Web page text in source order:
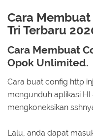
Cara
Tri Terbaru
Cara Membuat
Opok Unlimited.
Cara buat config http
mengunduh aplikasi
mengkoneksikan
Lalu, anda dapat